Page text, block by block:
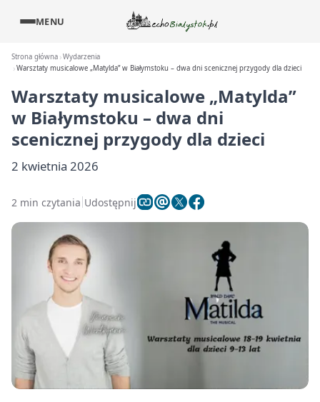
MENU
Strona główna Wydarzenia
Warsztaty musicalowe „Matylda” w Białymstoku – dwa dni scenicznej przygody dla dzieci
Warsztaty musicalowe „Matylda”
w Białymstoku – dwa dni
scenicznej przygody dla dzieci
2 kwietnia 2026
2 min czytania Udostępnij